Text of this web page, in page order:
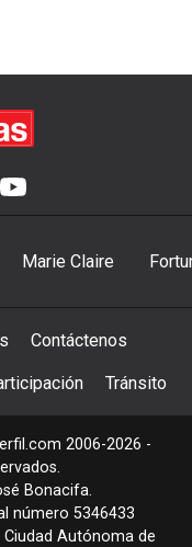
Marie Claire
Contáctenos
Tránsito
2006-2026 -
Bonacifa.
número 5346433
Ciudad Autónoma de